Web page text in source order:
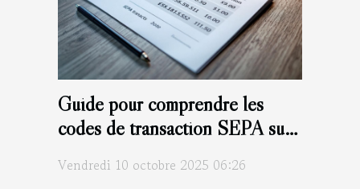
Guide pour comprendre les
codes de transaction SEPA sur
Vendredi 10 octobre 2025 06:26